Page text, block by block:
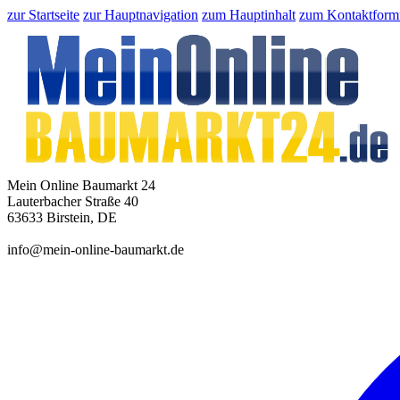
zur Startseite zur Hauptnavigation zum Hauptinhalt zum
Mein Online Baumarkt 24
Lauterbacher Straße 40
63633 Birstein, DE
info@mein-online-baumarkt.de